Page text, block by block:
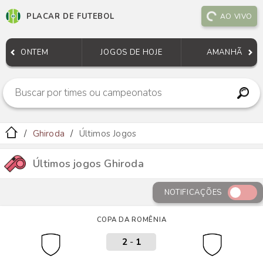
PLACAR DE FUTEBOL AO VIVO
ONTEM JOGOS DE HOJE AMANHÃ
Ghiroda Últimos Jogos
Últimos jogos Ghiroda
NOTIFICAÇÕES
COPA DA ROMÊNIA
2- 1